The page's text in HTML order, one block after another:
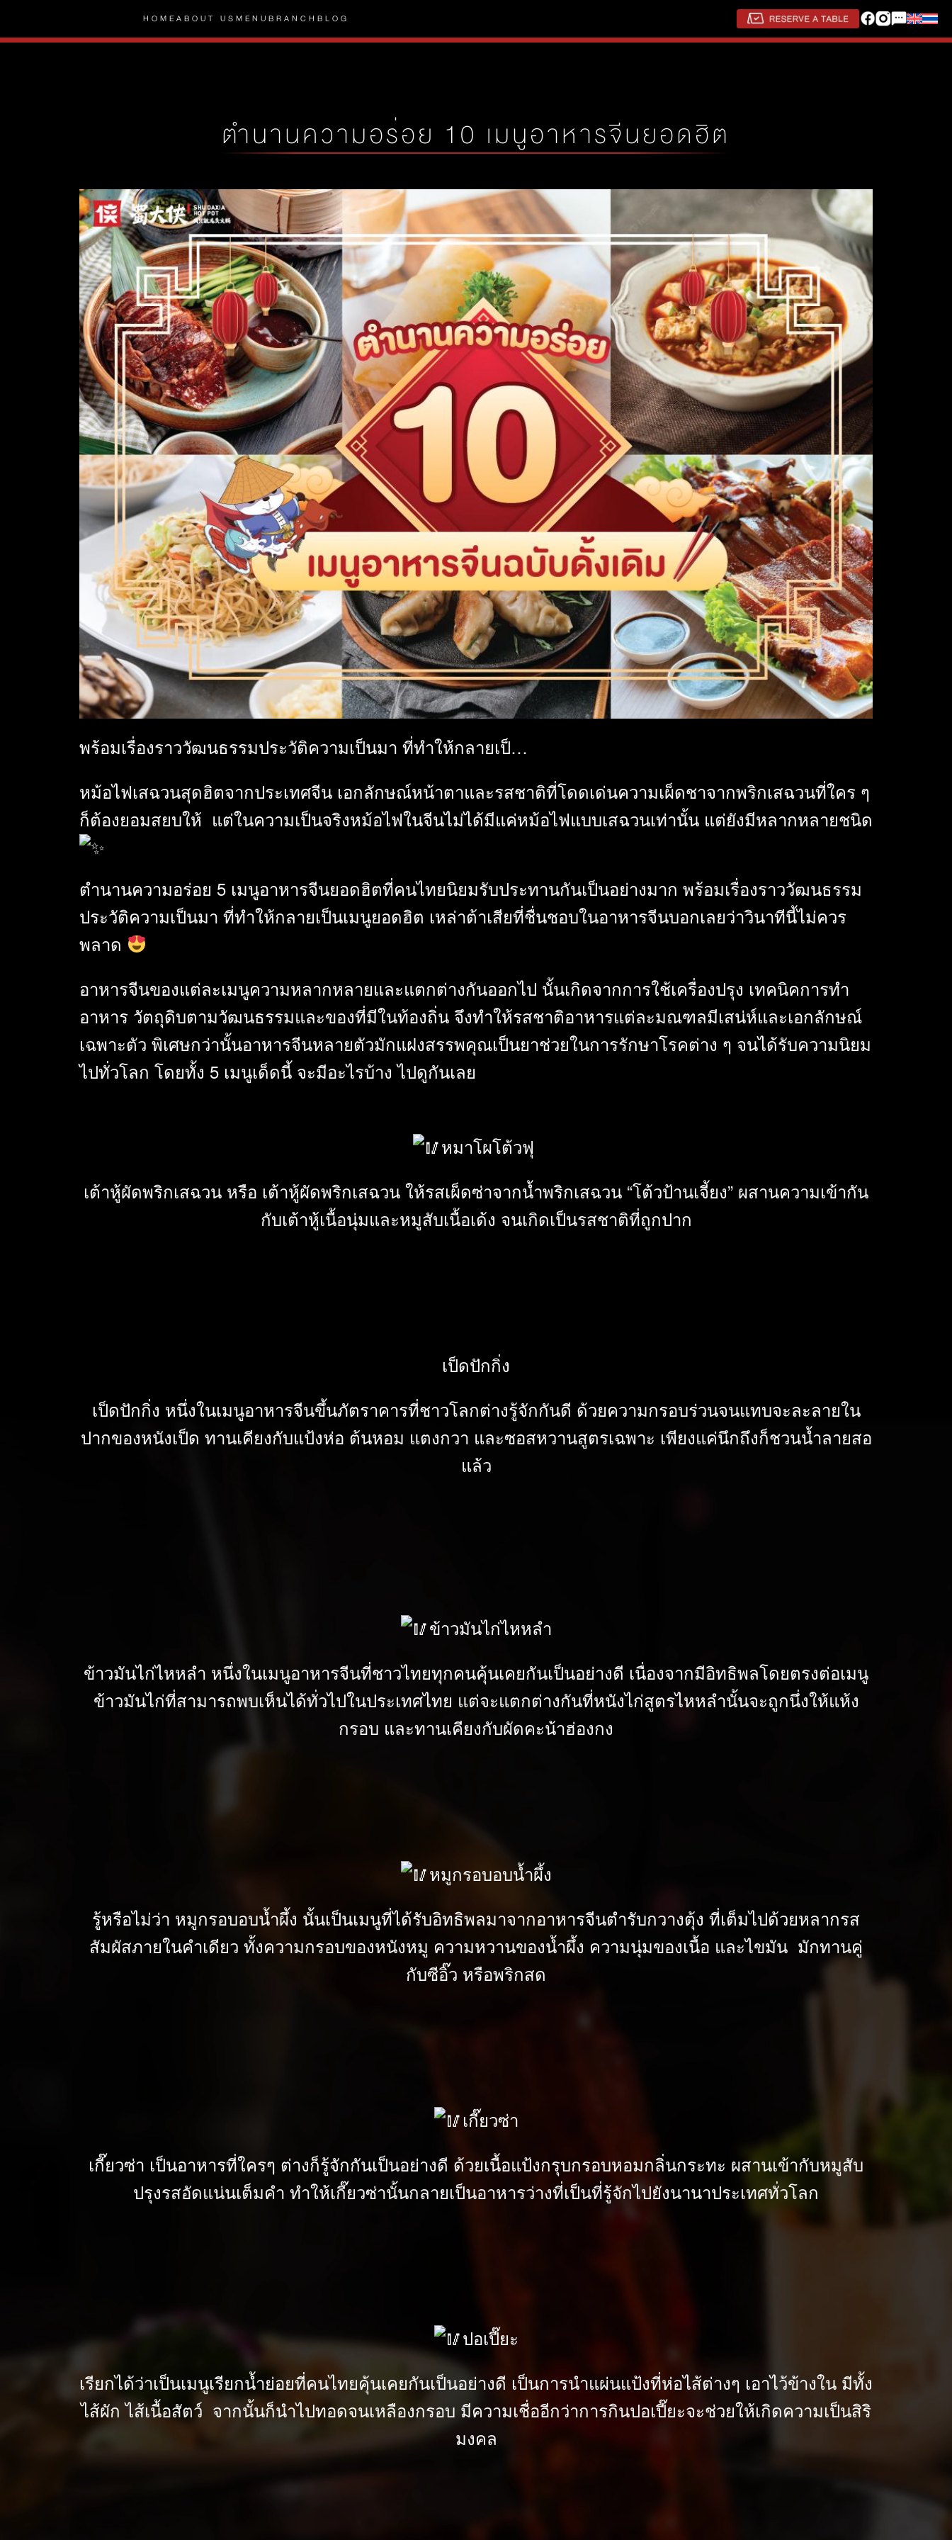
HOMEABOUT US MENU BRANCH BLOG
ตำนานความอร่อย 10 เมนูอาหารจีนยอดฮิต
พร้อมเรื่องราววัฒนธรรมประวัติความเป็นมา ที่ทำให้กลายเป็…
หม้อไฟเสฉวนสุดฮิตจากประเทศจีน เอกลักษณ์หน้าตาและรสชาติที่โดดเด่นความเผ็ดชาจากพริกเสฉวนที่ใคร ๆ
ก็ต้องยอมสยบให้ แต่ในความเป็นจริงหม้อไฟในจีนไม่ได้มีแค่หม้อไฟแบบเสฉวนเท่านั้น แต่ยังมีหลากหลายชนิด
ตำนานความอร่อย 5 เมนูอาหารจีนยอดฮิตที่คนไทยนิยมรับประทานกันเป็นอย่างมาก พร้อมเรื่องราววัฒนธรรม
ประวัติความเป็นมา ที่ทำให้กลายเป็นเมนูยอดฮิต เหล่าต้าเสียที่ชื่นชอบในอาหารจีนบอกเลยว่าวินาทีนี้ไม่ควร
พลาด
อาหารจีนของแต่ละเมนูความหลากหลายและแตกต่างกันออกไป นั้นเกิดจากการใช้เครื่องปรุง เทคนิคการทำ
อาหาร วัตถุดิบตามวัฒนธรรมและของที่มีในท้องถิ่น จึงทำให้รสชาติอาหารแต่ละมณฑลมีเสน่ห์และเอกลักษณ์
เฉพาะตัว พิเศษกว่านั้นอาหารจีนหลายตัวมักแฝงสรรพคุณเป็นยาช่วยในการรักษาโรคต่าง ๆ จนได้รับความนิยม
ไปทั่วโลก โดยทั้ง 5 เมนูเด็ดนี้ จะมีอะไรบ้าง ไปดูกันเลย
หมาโผโต้วฟุ
เต้าหู้ผัดพริกเสฉวน หรือ เต้าหู้ผัดพริกเสฉวน ให้รสเผ็ดซ่าจากน้ำพริกเสฉวน “โต้วป้านเจี้ยง” ผสานความเข้ากัน
กับเต้าหู้เนื้อนุ่มและหมูสับเนื้อเด้ง จนเกิดเป็นรสชาติที่ถูกปาก
เป็ดปักกิ่ง
เป็ดปักกิ่ง หนึ่งในเมนูอาหารจีนขึ้นภัตราคารที่ชาวโลกต่างรู้จักกันดี ด้วยความกรอบร่วนจนแทบจะละลายใน
ปากของหนังเป็ด ทานเคียงกับแป้งห่อ ต้นหอม แตงกวา และซอสหวานสูตรเฉพาะ เพียงแค่นึกถึงก็ชวนน้ำลายสอ
แล้ว
ข้าวมันไก่ไหหลำ
ข้าวมันไก่ไหหลำ หนึ่งในเมนูอาหารจีนที่ชาวไทยทุกคนคุ้นเคยกันเป็นอย่างดี เนื่องจากมีอิทธิพลโดยตรงต่อเมนู
ข้าวมันไก่ที่สามารถพบเห็นได้ทั่วไปในประเทศไทย แต่จะแตกต่างกันที่หนังไก่สูตรไหหลำนั้นจะถูกนึ่งให้แห้ง
กรอบ และทานเคียงกับผัดคะน้าฮ่องกง
หมูกรอบอบน้ำผึ้ง
รู้หรือไม่ว่า หมูกรอบอบน้ำผึ้ง นั้นเป็นเมนูที่ได้รับอิทธิพลมาจากอาหารจีนตำรับกวางตุ้ง ที่เต็มไปด้วยหลากรส
สัมผัสภายในคำเดียว ทั้งความกรอบของหนังหมู ความหวานของน้ำผึ้ง ความนุ่มของเนื้อ และไขมัน มักทานคู่
กับซีอิ๊ว หรือพริกสด
เกี๊ยวซ่า
เกี๊ยวซ่า เป็นอาหารที่ใครๆ ต่างก็รู้จักกันเป็นอย่างดี ด้วยเนื้อแป้งกรุบกรอบหอมกลิ่นกระทะ ผสานเข้ากับหมูสับ
ปรุงรสอัดแน่นเต็มคำ ทำให้เกี๊ยวซ่านั้นกลายเป็นอาหารว่างที่เป็นที่รู้จักไปยังนานาประเทศทั่วโลก
ปอเปี๊ยะ
เรียกได้ว่าเป็นเมนูเรียกน้ำย่อยที่คนไทยคุ้นเคยกันเป็นอย่างดี เป็นการนำแผ่นแป้งที่ห่อไส้ต่างๆ เอาไว้ข้างใน มีทั้ง
ไส้ผัก ไส้เนื้อสัตว์ จากนั้นก็นำไปทอดจนเหลืองกรอบ มีความเชื่ออีกว่าการกินปอเปี๊ยะจะช่วยให้เกิดความเป็นสิริ
มงคล